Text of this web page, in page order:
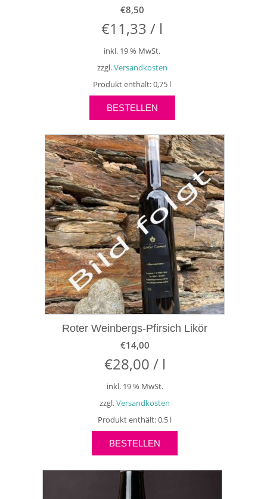
€8,50
€11,33 / l
inkl. 19 % MwSt.
zzgl.Versandkosten
Produkt enthält: 0,75 l
BESTELLEN
Roter Weinbergs-Pfirsich Likör
€14,00
€28,00 / l
inkl. 19 % MwSt.
zzgl.Versandkosten
Produkt enthält: 0,5 l
BESTELLEN